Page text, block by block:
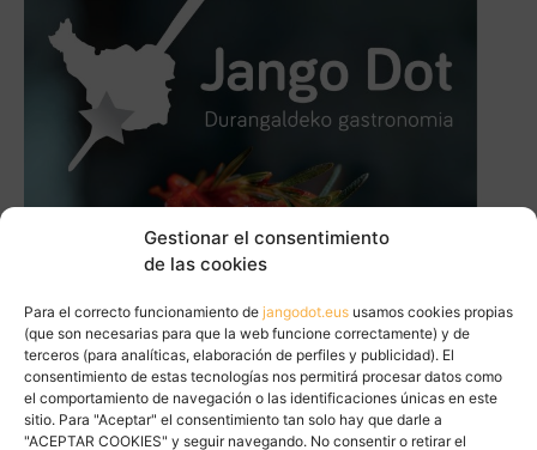
Gestionar el consentimiento
de las cookies
Para el correcto funcionamiento de jangodot.eus usamos cookies propias
(que son necesarias para que la web funcione correctamente) y de
terceros (para analíticas, elaboración de perfiles y publicidad). El
consentimiento de estas tecnologías nos permitirá procesar datos como
el comportamiento de navegación o las identificaciones únicas en este
sitio. Para "Aceptar" el consentimiento tan solo hay que darle a
"ACEPTAR COOKIES" y seguir navegando. No consentir o retirar el